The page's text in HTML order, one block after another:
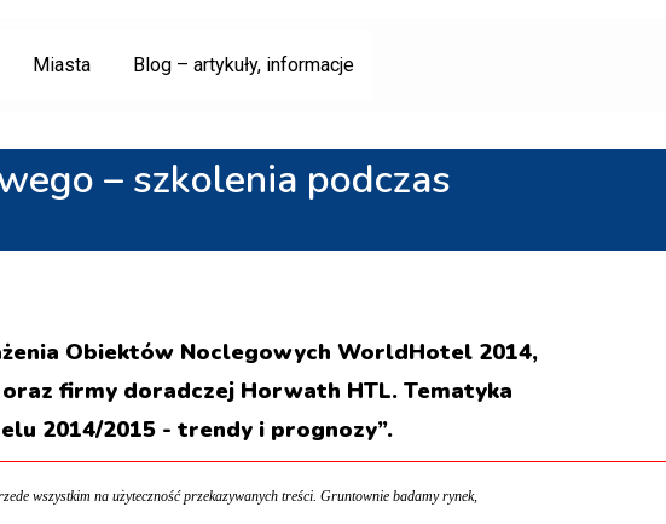
Miasta Blog – artykuły, informacje
– szkolenia podczas
Obiektów Noclegowych WorldHotel 2014,
firmy doradczej Horwath HTL. Tematyka
2014/2015 - trendy i prognozy”.
wszystkim na użyteczność przekazywanych treści. Gruntownie badamy rynek,